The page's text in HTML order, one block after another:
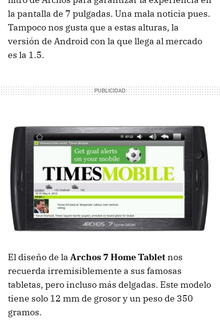
la pantalla de 7 pulgadas. Una mala noticia pues.
Tampoco nos gusta que a estas alturas, la
versión de Android con la que llega al mercado
es la 1.5.
El diseño de la Archos 7 Home Tablet nos
recuerda irremisiblemente a sus famosas
tabletas, pero incluso más delgadas. Este modelo
tiene solo 12 mm de grosor y un peso de 350
gramos.